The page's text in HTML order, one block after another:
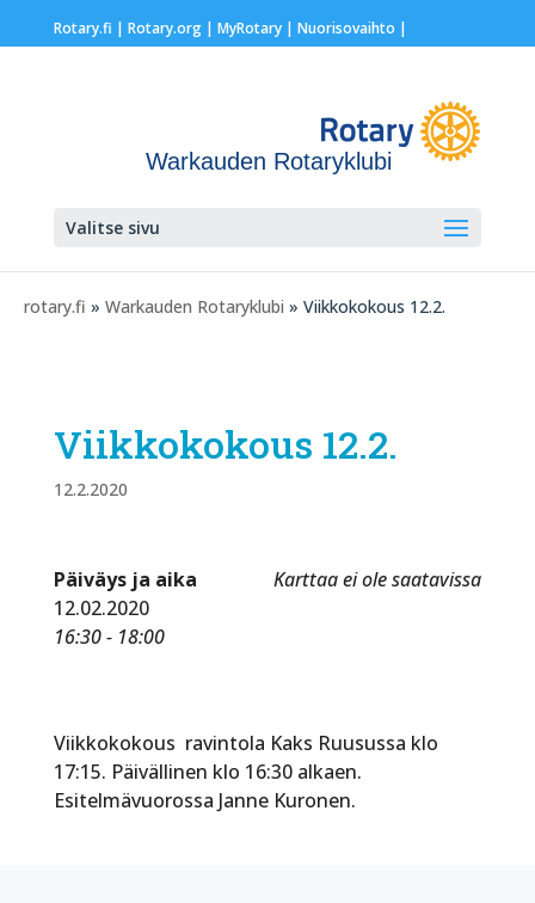
Rotary.fi | Rotary.org| MyRotary | Nuorisovaihto |
Warkauden Rotaryklubi
Valitse sivu
rotary.fi » Warkauden Rotaryklubi » Viikkokokous 12.2.
Viikkokokous 12.2.
12.2.2020
Karttaa ei ole saatavissa
Päiväys ja aika
12.02.2020
16:30 - 18:00
Viikkokokous ravintola Kaks Ruusussa klo
17:15. Päivällinen klo 16:30 alkaen.
Esitelmävuorossa Janne Kuronen.